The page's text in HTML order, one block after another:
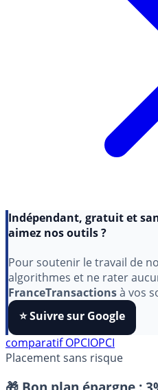
Indépendant, gratuit et
Pour soutenir le travail de
algorithmes et ne rater
FranceTransactionsà vos
⭐️ Suivre sur Google
comparatif OPCI OPCI
Placement sans risque